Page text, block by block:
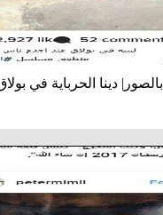
بالصور| دينا الحرباية في